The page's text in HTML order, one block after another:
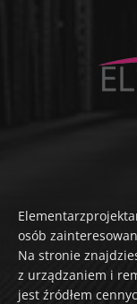
osób
Na stronie
z urządzaniem i
jest źródłem